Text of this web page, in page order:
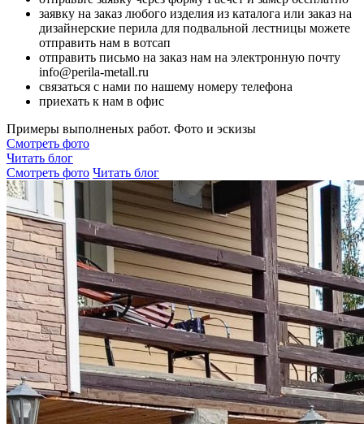
заявку на заказ любого изделия из каталога или заказ на
дизайнерские перила для подвальной лестницы можете
отправить нам в вотсап
отправить письмо на заказ нам на электронную почту
info@perila-metall.ru
связаться с нами по нашему номеру телефона
приехать к нам в офис
Примеры выполненых работ. Фото и эскизы
Смотреть фото
Читать блог
Смотреть фото Читать блог